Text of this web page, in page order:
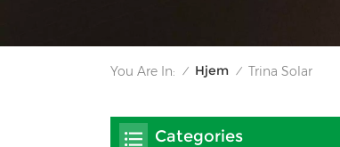
You Are In: / Hjem / Trina Solar
Categories